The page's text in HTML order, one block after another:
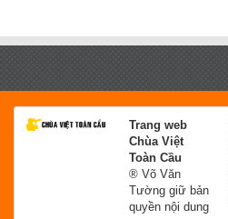
Trang web
Chùa Việt
Toàn Cầu
® Võ Văn
Tường giữ bản
quyền nội dung